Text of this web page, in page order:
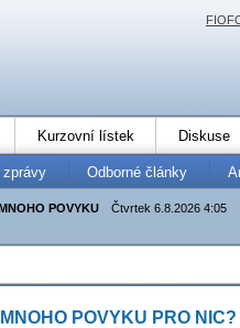
Kurzovní lístek Diskuse
zprávy Odborné články
Čtvrtek 6.8.2026 4:05
POVYKU
POVYKU PRO NIC?